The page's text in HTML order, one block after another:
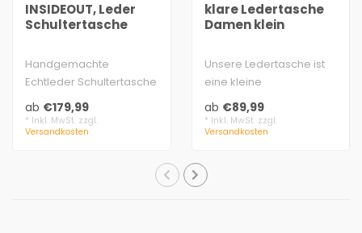
INSIDEOUT, Leder
Schultertasche
Handgemachte
Echtleder Schultertasche
aus Wasserbüffel und
Rind-Antikleder
Ver..
ab €179,99
* Inkl. MwSt. zzgl.
Versandkosten
klare Ledertasche
Damen klein
Unsere Ledertasche ist
eine kleine
Handtaschen-
Kostbarkeit, die mit
klarem Desig..
ab €89,99
* Inkl. MwSt. zzgl.
Versandkosten